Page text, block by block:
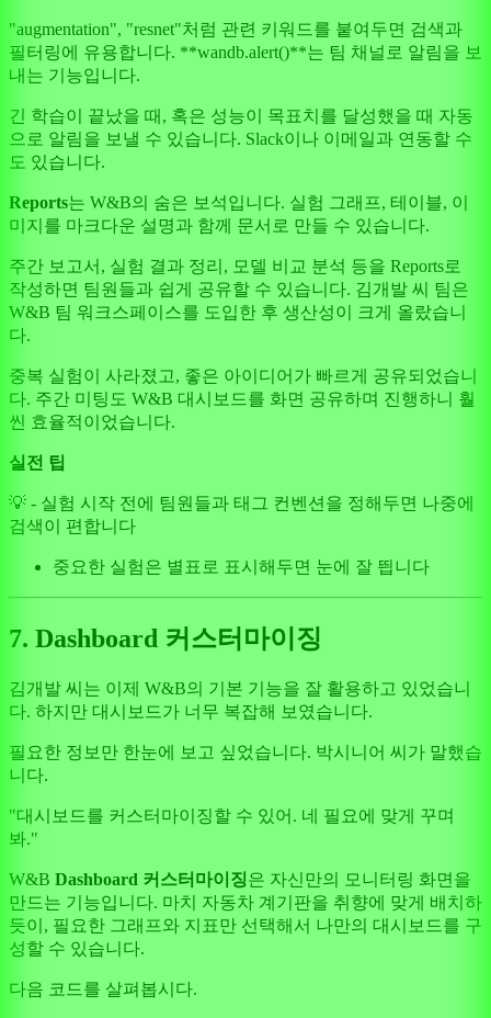
"augmentation", "resnet"처럼 관련 키워드를 붙여두면 검색과
필터링에 유용합니다. **wandb.alert()**는 팀 채널로 알림을 보
내는 기능입니다.
긴 학습이 끝났을 때, 혹은 성능이 목표치를 달성했을 때 자동
으로 알림을 보낼 수 있습니다. Slack이나 이메일과 연동할 수
도 있습니다.
Reports는 W&B의 숨은 보석입니다. 실험 그래프, 테이블, 이
미지를 마크다운 설명과 함께 문서로 만들 수 있습니다.
주간 보고서, 실험 결과 정리, 모델 비교 분석 등을 Reports로
작성하면 팀원들과 쉽게 공유할 수 있습니다. 김개발 씨 팀은
W&B 팀 워크스페이스를 도입한 후 생산성이 크게 올랐습니
다.
중복 실험이 사라졌고, 좋은 아이디어가 빠르게 공유되었습니
다. 주간 미팅도 W&B 대시보드를 화면 공유하며 진행하니 훨
씬 효율적이었습니다.
실전 팁
💡 - 실험 시작 전에 팀원들과 태그 컨벤션을 정해두면 나중에
검색이 편합니다
중요한 실험은 별표로 표시해두면 눈에 잘 띕니다
7. Dashboard 커스터마이징
김개발 씨는 이제 W&B의 기본 기능을 잘 활용하고 있었습니
다. 하지만 대시보드가 너무 복잡해 보였습니다.
필요한 정보만 한눈에 보고 싶었습니다. 박시니어 씨가 말했습
니다.
"대시보드를 커스터마이징할 수 있어. 네 필요에 맞게 꾸며
봐."
W&B Dashboard 커스터마이징은 자신만의 모니터링 화면을
만드는 기능입니다. 마치 자동차 계기판을 취향에 맞게 배치하
듯이, 필요한 그래프와 지표만 선택해서 나만의 대시보드를 구
성할 수 있습니다.
다음 코드를 살펴봅시다.